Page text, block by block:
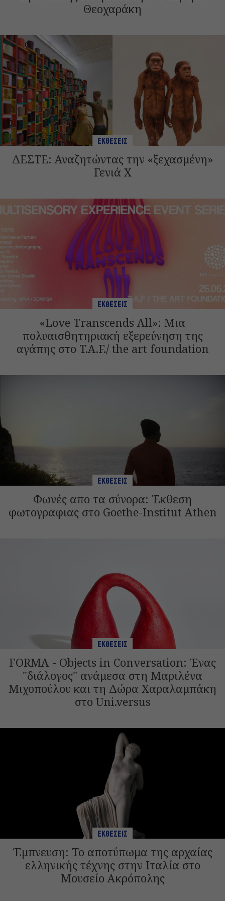
Θεοχαράκη
ΕΚΘΕΣΕΙΣ
ΔΕΣΤΕ: Αναζητώντας την «ξεχασμένη»
Γενιά Χ
ΕΚΘΕΣΕΙΣ
«Love Transcends All»: Μια
πολυαισθητηριακή εξερεύνηση της
αγάπης στο T.A.F./ the art foundation
ΕΚΘΕΣΕΙΣ
Φωνές απο τα σύνορα: Έκθεση
φωτογραφιας στο Goethe-Institut Athen
ΕΚΘΕΣΕΙΣ
FORMA - Objects in Conversation: Ένας
"διάλογος" ανάμεσα στη Μαριλένα
Μιχοπούλου και τη Δώρα Χαραλαμπάκη
στο Uni.versus
ΕΚΘΕΣΕΙΣ
Έμπνευση: Το αποτύπωμα της αρχαίας
ελληνικής τέχνης στην Ιταλία στο
Μουσείο Ακρόπολης